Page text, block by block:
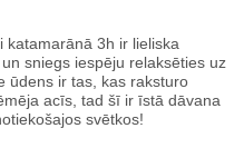
katamarānā 3h ir lieliska
sniegs iespēju relaksēties uz
ūdens ir tas, kas raksturo
acīs, tad šī ir īstā dāvana
svētkos!